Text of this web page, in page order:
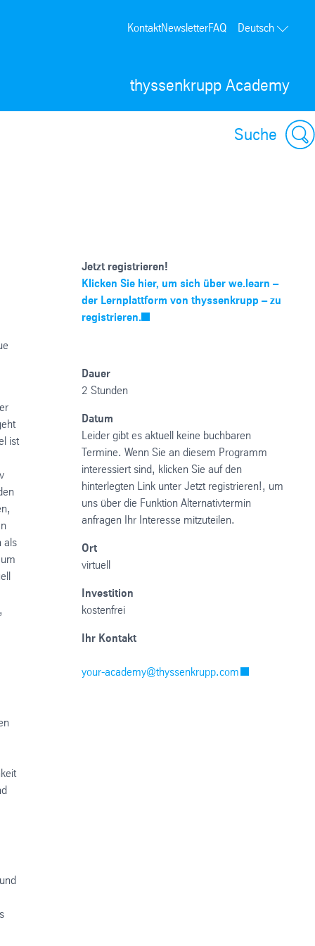
thyssenkrupp Academy
KontaktNewsletterFAQ Deutsch
Suche
ist
als
Jetzt registrieren!
Klicken Sie hier, um sich über we.learn –
der Lernplattform von thyssenkrupp – zu
registrieren.
Dauer
2 Stunden
Datum
Leider gibt es aktuell keine buchbaren
Termine. Wenn Sie an diesem Programm
interessiert sind, klicken Sie auf den
hinterlegten Link unter Jetzt registrieren!, um
uns über die Funktion Alternativtermin
anfragen Ihr Interesse mitzuteilen.
Ort
virtuell
Investition
kostenfrei
Ihr Kontakt
your-academy@thyssenkrupp.com